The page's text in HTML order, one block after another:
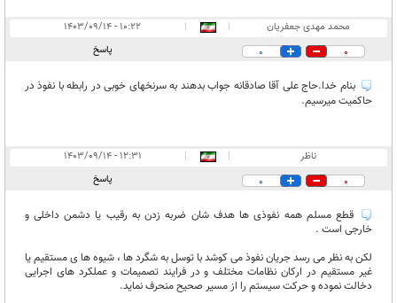
محمد مهدی جعفریان |
|
۱۰:۲۲ - ۱۴۰۳/۰۹/۱۴
0
0 پاسخ
بنام خدا.حاج علی آقا صادقانه جواب بدهند به سرنخهای خوبی در رابطه با نفوذ در
حاکمیت میرسیم.
ناظر |
|
۱۲:۳۱ - ۱۴۰۳/۰۹/۱۴
0
0 پاسخ
قطع مسلم همه نفوذی ها هدف شان ضربه زدن به رقیب یا دشمن داخلی و
خارجی است .
لکن به نظر می رسد جریان نفوذ می کوشد با توسل به شگرد ها ، شیوه ها ی مستقیم یا
غیر مستقیم در ارکان نظامات مختلف و در فرایند تصمیمات و عملکرد های اجرایی
دخالت نموده و حرکت سیستم را از مسیر صحیح منحرف نماید.